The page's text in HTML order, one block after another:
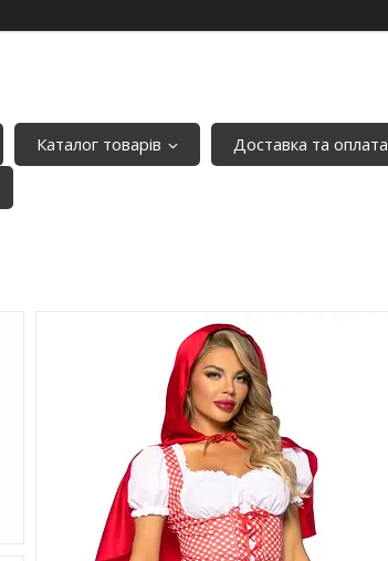
Каталог товарів Доставка та оплата